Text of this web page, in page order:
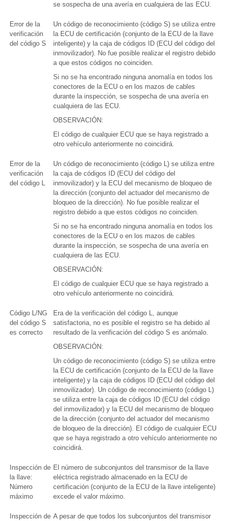
se sospecha de una avería en cualquiera de las ECU.
Error de la
verificación
del código S
Un código de reconocimiento (código S) se utiliza entre
la ECU de certificación (conjunto de la ECU de la llave
inteligente) y la caja de códigos ID (ECU del código del
inmovilizador). No fue posible realizar el registro debido
a que estos códigos no coinciden.
Si no se ha encontrado ninguna anomalía en todos los
conectores de la ECU o en los mazos de cables
durante la inspección, se sospecha de una avería en
cualquiera de las ECU.
OBSERVACIÓN:
El código de cualquier ECU que se haya registrado a
otro vehículo anteriormente no coincidirá.
Error de la
verificación
del código L
Un código de reconocimiento (código L) se utiliza entre
la caja de códigos ID (ECU del código del
inmovilizador) y la ECU del mecanismo de bloqueo de
la dirección (conjunto del actuador del mecanismo de
bloqueo de la dirección). No fue posible realizar el
registro debido a que estos códigos no coinciden.
Si no se ha encontrado ninguna anomalía en todos los
conectores de la ECU o en los mazos de cables
durante la inspección, se sospecha de una avería en
cualquiera de las ECU.
OBSERVACIÓN:
El código de cualquier ECU que se haya registrado a
otro vehículo anteriormente no coincidirá.
Código L/NG
del código S
es correcto
Era de la verificación del código L, aunque
satisfactoria, no es posible el registro se ha debido al
resultado de la verificación del código S es anómalo.
OBSERVACIÓN:
Un código de reconocimiento (código S) se utiliza entre
la ECU de certificación (conjunto de la ECU de la llave
inteligente) y la caja de códigos ID (ECU del código del
inmovilizador). Un código de reconocimiento (código L)
se utiliza entre la caja de códigos ID (ECU del código
del inmovilizador) y la ECU del mecanismo de bloqueo
de la dirección (conjunto del actuador del mecanismo
de bloqueo de la dirección). El código de cualquier ECU
que se haya registrado a otro vehículo anteriormente no
coincidirá.
Inspección de
la llave:
Número
máximo
El número de subconjuntos del transmisor de la llave
eléctrica registrado almacenado en la ECU de
certificación (conjunto de la ECU de la llave inteligente)
excede el valor máximo.
Inspección de A pesar de que todos los subconjuntos del transmisor